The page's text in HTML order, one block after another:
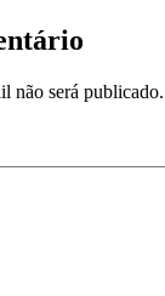
não será publicado.